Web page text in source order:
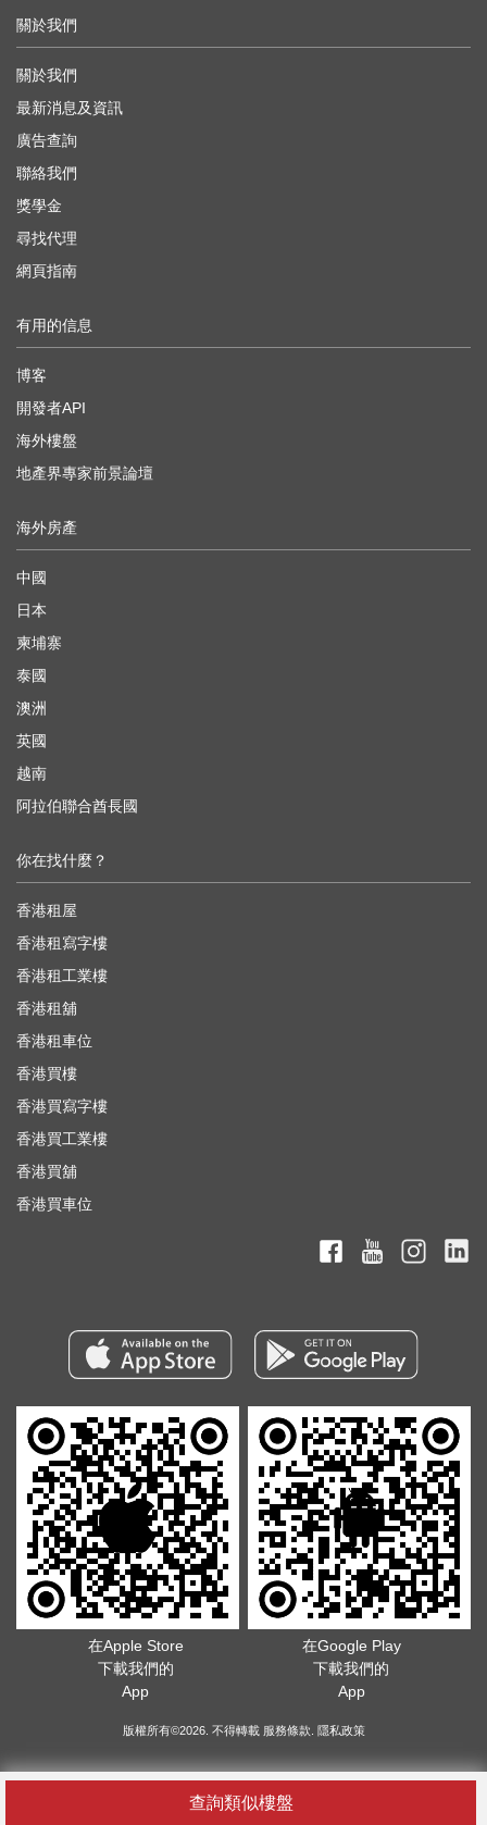
查詢類似樓盤
關於我們
關於我們
最新消息及資訊
廣告查詢
聯絡我們
獎學金
尋找代理
網頁指南
有用的信息
博客
開發者API
海外樓盤
地產界專家前景論壇
海外房產
中國
日本
柬埔寨
泰國
澳洲
英國
越南
阿拉伯聯合酋長國
你在找什麼？
香港租屋
香港租寫字樓
香港租工業樓
香港租舖
香港租車位
香港買樓
香港買寫字樓
香港買工業樓
香港買舖
香港買車位
在Apple Store
下載我們的
App
在Google Play
下載我們的
App
版權所有©2026. 不得轉載 服務條款 隱私政策